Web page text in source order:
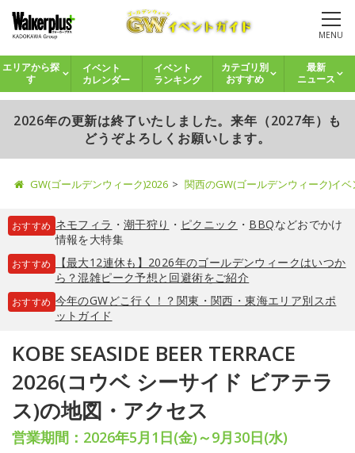
MENU
エリアから探
す
イベント
カレンダー
イベント
ランキング
カテゴリ別
おすすめ
最新
ニュース
2026年の更新は終了いたしました。来年（2027年）も
どうぞよろしくお願いします。
GW(ゴールデンウィーク)2026 関西のGW(ゴールデンウィーク)イ
おすすめ ネモフィラ ・ 潮干狩り ・ ピクニック ・ BBQなどおでかけ
情報を大特集
おすすめ
【最大12連休も】2026年のゴールデンウィークはいつか
ら？混雑ピーク予想と回避術をご紹介
おすすめ 今年のGWどこ行く！？関東・関西・東海エリア別スポ
ットガイド
KOBE SEASIDE BEER TERRACE
2026(コウベ シーサイド ビアテラ
ス)の地図・アクセス
営業期間：2026年5月1日(金)～9月30日(水)